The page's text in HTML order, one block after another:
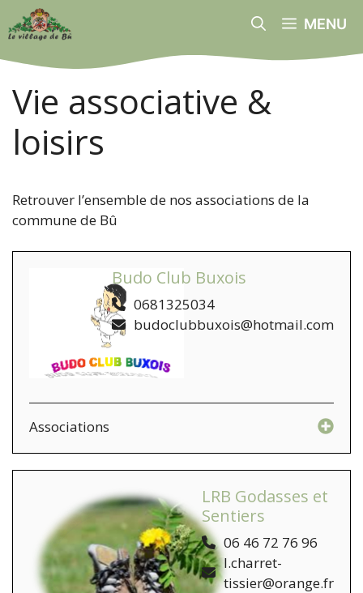
au
MENU
Vie associative &
loisirs
Retrouver l’ensemble de nos associations de la
commune de Bû
Budo Club Buxois
0681325034
budoclubbuxois@hotmail.com
Associations
LRB Godasses et
Sentiers
06 46 72 76 96
l.charret-
tissier@orange.fr